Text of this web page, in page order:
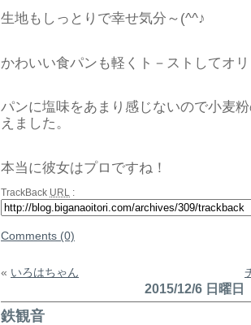
生地もしっとりで幸せ気分～(^^♪
かわいい食パンも軽くト－ストしてオ
パンに塩味をあまり感じないので小麦
えました。
本当に彼女はプロですね！
TrackBack URL :
Comments (0)
« いろはちゃん
2015/12/6 日曜日
鉄観音